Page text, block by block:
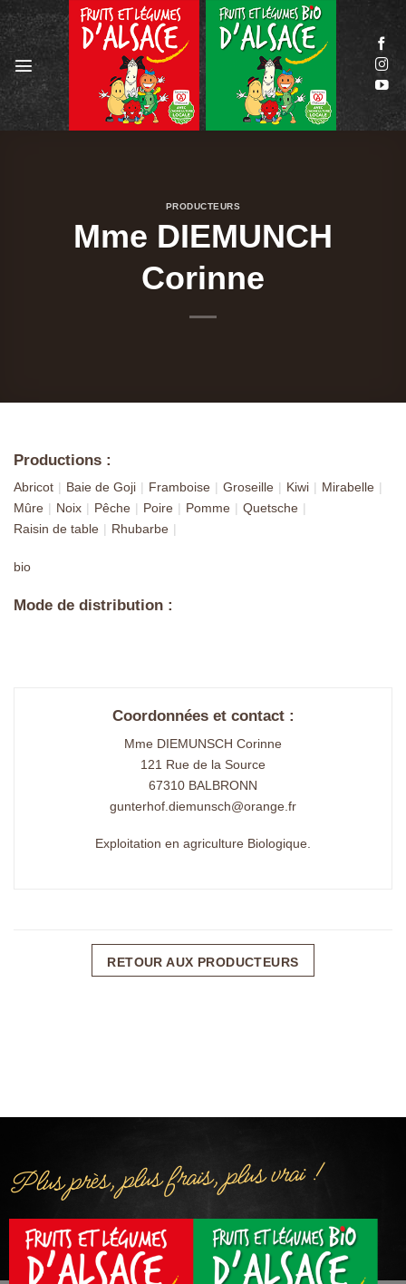
Passer
au
contenu
PRODUCTEURS
Mme DIEMUNCH
Corinne
Productions :
Abricot Baie de Goji Framboise Groseille Kiwi
Mirabelle
Mûre
Noix Pêche Poire Pomme
Quetsche
Raisin de table
Rhubarbe
bio
Mode de distribution :
Coordonnées et contact :
Mme DIEMUNSCH Corinne
121 Rue de la Source
67310 BALBRONN
gunterhof.diemunsch@orange.fr
Exploitation en agriculture Biologique.
RETOUR AUX PRODUCTEURS
Plus près, plus frais, plus vrai !